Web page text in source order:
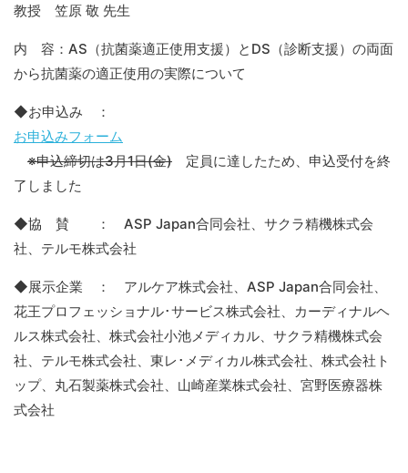
教授 笠原 敬 先生
内 容：AS（抗菌薬適正使用支援）とDS（診断支援）の両面
から抗菌薬の適正使用の実際について
◆お申込み ：
お申込みフォーム
※申込締切は3月1日(金) 定員に達したため、申込受付を終
了しました
◆協 賛 ： ASP Japan合同会社、サクラ精機株式会
社、テルモ株式会社
◆展示企業 ： アルケア株式会社、ASP Japan合同会社、
花王プロフェッショナル･サービス株式会社、カーディナルヘ
ルス株式会社、株式会社小池メディカル、サクラ精機株式会
社、テルモ株式会社、東レ･メディカル株式会社、株式会社ト
ップ、丸石製薬株式会社、山崎産業株式会社、宮野医療器株
式会社